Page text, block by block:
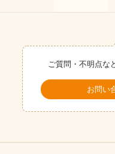
ご質問・不明点な
お問い